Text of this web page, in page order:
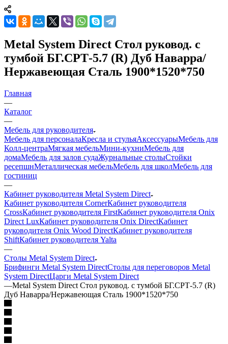
Metal System Direct Стол руковод. с
тумбой БГ.СРТ-5.7 (R) Дуб Наварра/
Нержавеющая Сталь 1900*1520*750
Главная
—
Каталог
—
Мебель для руководителя
Мебель для персоналаКресла и стульяАксессуарыМебель для
Колл-центраМягкая мебельМини-кухниМебель для
домаМебель для залов судаЖурнальные столыСтойки
ресепшнМеталлическая мебельМебель для школМебель для
гостиниц
—
Кабинет руководителя Metal System Direct
Кабинет руководителя CornerКабинет руководителя
CrossКабинет руководителя FirstКабинет руководителя Onix
Direct LuxКабинет руководителя Onix DirectКабинет
руководителя Onix Wood DirectКабинет руководителя
ShiftКабинет руководителя Yalta
—
Столы Metal System Direct
Брифинги Metal System DirectСтолы для переговоров Metal
System DirectЦарги Metal System Direct
—Metal System Direct Стол руковод. с тумбой БГ.СРТ-5.7 (R)
Дуб Наварра/Нержавеющая Сталь 1900*1520*750